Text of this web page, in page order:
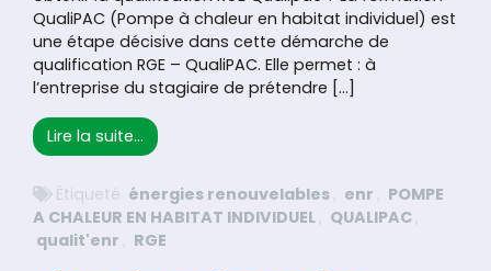
QualiPAC (Pompe à chaleur en habitat individuel) est
une étape décisive dans cette démarche de
qualification RGE – QualiPAC. Elle permet : à
l’entreprise du stagiaire de prétendre […]
Lire la suite… from Qualification RGE – QualiPAC, formez-
Étiqueté énergies renouvelables , enr , POMPE
A CHALEUR EN HABITAT INDIVIDUEL , QUALIPAC ,
qualit'enr , RGE